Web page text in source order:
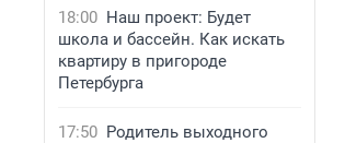
18:00 Наш проект: Будет
школа и бассейн. Как искать
квартиру в пригороде
Петербурга
17:50 Родитель выходного